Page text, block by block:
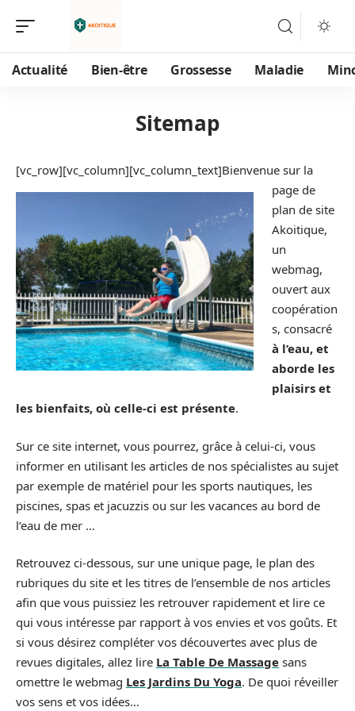
Actualité Bien-être Grossesse Maladie
Sitemap
[vc_row][vc_column][vc_column_text]Bienvenue sur la
page de
plan de site
Akoitique,
un
webmag,
ouvert aux
coopération
s, consacré
à l’eau, et
aborde les
plaisirs et
les bienfaits, où celle-ci est présente.
Sur ce site internet, vous pourrez, grâce à celui-ci, vous
informer en utilisant les articles de nos spécialistes au sujet
par exemple de matériel pour les sports nautiques, les
piscines, spas et jacuzzis ou sur les vacances au bord de
l’eau de mer …
Retrouvez ci-dessous, sur une unique page, le plan des
rubriques du site et les titres de l’ensemble de nos articles
afin que vous puissiez les retrouver rapidement et lire ce
qui vous intéresse par rapport à vos envies et vos goûts. Et
si vous désirez compléter vos découvertes avec plus de
revues digitales, allez lire La Table De Massage sans
omettre le webmag Les Jardins Du Yoga. De quoi réveiller
vos sens et vos idées…